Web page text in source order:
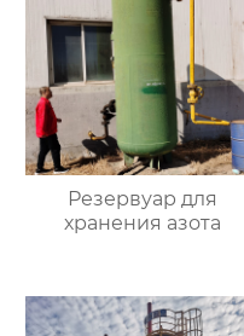
Резервуар для
хранения азота